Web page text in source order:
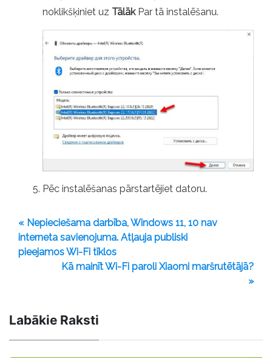
noklikšķiniet uz TālākPar tā instalēšanu.
Pēc instalēšanas pārstartējiet datoru.
« Nepieciešama darbība, Windows 11, 10 nav
interneta savienojuma. Atļauja publiski
pieejamos Wi-Fi tīklos
Kā mainīt Wi-Fi paroli Xiaomi maršrutētājā?
»
Labākie Raksti